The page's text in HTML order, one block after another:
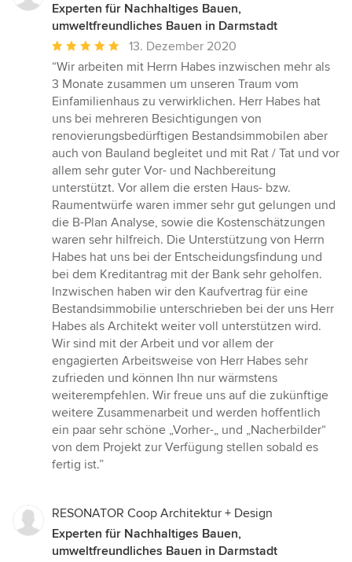
Experten für Nachhaltiges Bauen,
umweltfreundliches Bauen in Darmstadt
Durchschnittliche
Bewertung:
5
von
5
Sternen
13. Dezember 2020
“Wir arbeiten mit Herrn Habes inzwischen mehr als
3 Monate zusammen um unseren Traum vom
Einfamilienhaus zu verwirklichen. Herr Habes hat
uns bei mehreren Besichtigungen von
renovierungsbedürftigen Bestandsimmobilen aber
auch von Bauland begleitet und mit Rat / Tat und vor
allem sehr guter Vor- und Nachbereitung
unterstützt. Vor allem die ersten Haus- bzw.
Raumentwürfe waren immer sehr gut gelungen und
die B-Plan Analyse, sowie die Kostenschätzungen
waren sehr hilfreich. Die Unterstützung von Herrn
Habes hat uns bei der Entscheidungsfindung und
bei dem Kreditantrag mit der Bank sehr geholfen.
Inzwischen haben wir den Kaufvertrag für eine
Bestandsimmobilie unterschrieben bei der uns Herr
Habes als Architekt weiter voll unterstützen wird.
Wir sind mit der Arbeit und vor allem der
engagierten Arbeitsweise von Herr Habes sehr
zufrieden und können Ihn nur wärmstens
weiterempfehlen. Wir freue uns auf die zukünftige
weitere Zusammenarbeit und werden hoffentlich
ein paar sehr schöne „Vorher-„ und „Nacherbilder“
von dem Projekt zur Verfügung stellen sobald es
fertig ist.”
RESONATOR Coop Architektur + Design
Experten für Nachhaltiges Bauen,
umweltfreundliches Bauen in Darmstadt